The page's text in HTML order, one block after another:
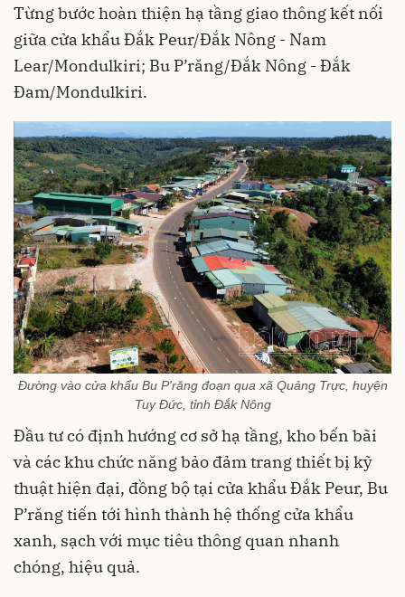
Từng bước hoàn thiện hạ tầng giao thông kết nối
giữa cửa khẩu Đắk Peur/Đắk Nông - Nam
Lear/Mondulkiri; Bu P’răng/Đắk Nông - Đắk
Đam/Mondulkiri.
Đường vào cửa khẩu Bu P'răng đoạn qua xã Quảng Trực, huyện
Tuy Đức, tỉnh Đắk Nông
Đầu tư có định hướng cơ sở hạ tầng, kho bến bãi
và các khu chức năng bảo đảm trang thiết bị kỹ
thuật hiện đại, đồng bộ tại cửa khẩu Đắk Peur, Bu
P’răng tiến tới hình thành hệ thống cửa khẩu
xanh, sạch với mục tiêu thông quan nhanh
chóng, hiệu quả.